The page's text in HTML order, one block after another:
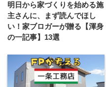
明日から家づくりを始める施
主さんに、まず読んでほし
い！家ブロガーが贈る【渾身
の一記事】13選